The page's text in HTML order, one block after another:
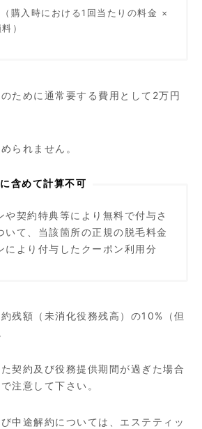
購入時における1回当たりの料金 ×
）
ために通常要する費用として2万円
られません。
含めて計算不可
や契約特典等により無料で付与さ
いて、当該箇所の正規の脱毛料金
により付与したクーポン利用分
残額（未消化役務残高）の10%（但
契約及び役務提供期間が過ぎた場合
注意して下さい。
中途解約については、エステティッ